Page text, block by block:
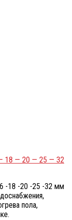
— 18 — 20 — 25 — 32
-18 -20 -25 -32 мм
пола,